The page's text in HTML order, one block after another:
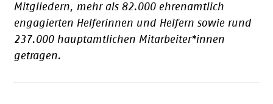
Mitgliedern, mehr als 82.000 ehrenamtlich
engagierten Helferinnen und Helfern sowie rund
237.000 hauptamtlichen Mitarbeiter*innen
getragen.